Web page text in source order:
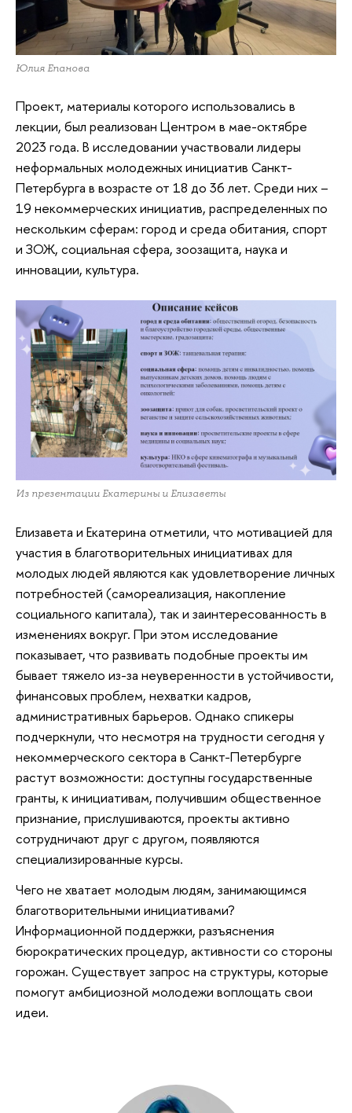
Юлия Епанова
Проект, материалы которого использовались в
лекции, был реализован Центром в мае-октябре
2023 года. В исследовании участвовали лидеры
неформальных молодежных инициатив Санкт-
Петербурга в возрасте от 18 до 36 лет. Среди них –
19 некоммерческих инициатив, распределенных по
нескольким сферам: город и среда обитания, спорт
и ЗОЖ, социальная сфера, зоозащита, наука и
инновации, культура.
Из презентации Екатерины и Елизаветы
Елизавета и Екатерина отметили, что мотивацией для
участия в благотворительных инициативах для
молодых людей являются как удовлетворение личных
потребностей (самореализация, накопление
социального капитала), так и заинтересованность в
изменениях вокруг. При этом исследование
показывает, что развивать подобные проекты им
бывает тяжело из-за неуверенности в устойчивости,
финансовых проблем, нехватки кадров,
административных барьеров. Однако спикеры
подчеркнули, что несмотря на трудности сегодня у
некоммерческого сектора в Санкт-Петербурге
растут возможности: доступны государственные
гранты, к инициативам, получившим общественное
признание, прислушиваются, проекты активно
сотрудничают друг с другом, появляются
специализированные курсы.
Чего не хватает молодым людям, занимающимся
благотворительными инициативами?
Информационной поддержки, разъяснения
бюрократических процедур, активности со стороны
горожан. Существует запрос на структуры, которые
помогут амбициозной молодежи воплощать свои
идеи.